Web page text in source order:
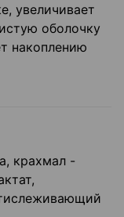
увеличивает
оболочку
накоплению
крахмал -